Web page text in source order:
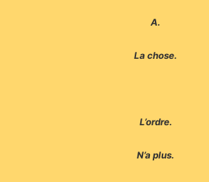
A.
La chose.
L’ordre.
N’a plus.